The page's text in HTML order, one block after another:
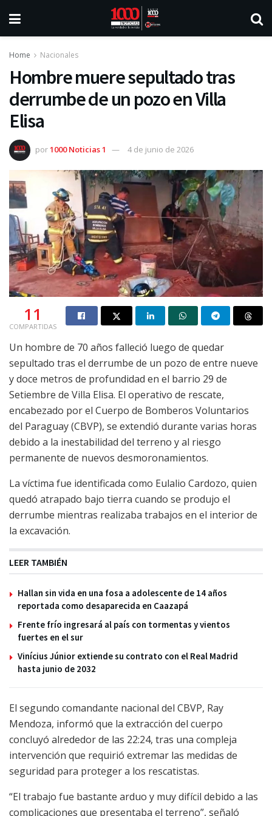
Home Nacionales
Hombre muere sepultado tras
derrumbe de un pozo en Villa
Elisa
por1000 Noticias 1 4 de junio de 2026
11
COMPARTIDAS
Un hombre de 70 años falleció luego de quedar
sepultado tras el derrumbe de un pozo de entre nueve
y doce metros de profundidad en el barrio 29 de
Setiembre de Villa Elisa. El operativo de rescate,
encabezado por el Cuerpo de Bomberos Voluntarios
del Paraguay (CBVP), se extendió durante varias horas
debido a la inestabilidad del terreno y al riesgo
permanente de nuevos desmoronamientos.
La víctima fue identificada como Eulalio Cardozo, quien
quedó atrapado bajo tierra cuando se produjo el
derrumbe mientras realizaba trabajos en el interior de
la excavación.
LEER TAMBIÉN
Hallan sin vida en una fosa a adolescente de 14 años
reportada como desaparecida en Caazapá
Frente frío ingresará al país con tormentas y vientos
fuertes en el sur
Vinícius Júnior extiende su contrato con el Real Madrid
hasta junio de 2032
El segundo comandante nacional del CBVP, Ray
Mendoza, informó que la extracción del cuerpo
concluyó alrededor de las 22:24, tras una compleja
intervención que requirió extremar las medidas de
seguridad para proteger a los rescatistas.
“El trabajo fue bastante arduo y muy difícil debido a las
complicaciones que presentaba el terreno”, señaló